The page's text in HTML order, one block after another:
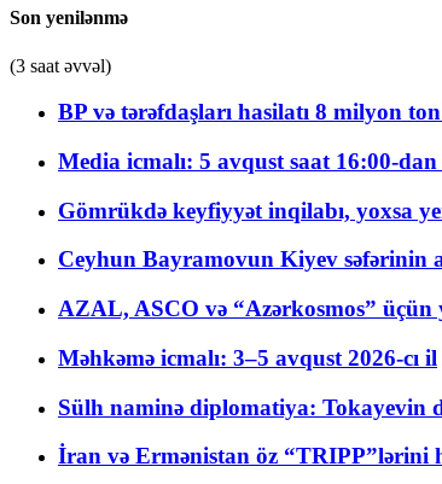
Son yenilənmə
(3 saat əvvəl)
BP və tərəfdaşları hasilatı 8 milyon
Media icmalı: 5 avqust saat 16:00-
Gömrükdə keyfiyyət inqilabı, yoxsa
Ceyhun Bayramovun Kiyev səfərinin
AZAL, ASCO və “Azərkosmos”
Məhkəmə icmalı: 3–5 avqust 2026-cı il
Sülh naminə diplomatiya: Tokayevin
İran və Ermənistan öz “TRIPP”lərini